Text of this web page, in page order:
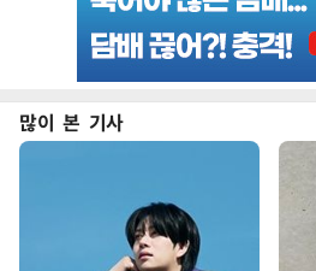
많이 본 기사